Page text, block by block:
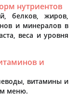
нутриентов
белков, жиров,
и минералов в
веса и уровня
и
витамины и
меню.